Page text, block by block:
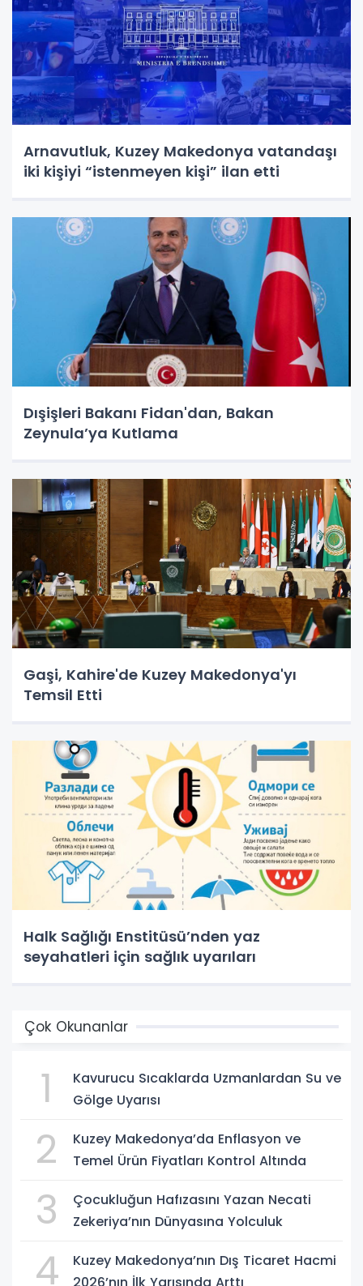
Arnavutluk, Kuzey Makedonya vatandaşı
iki kişiyi “istenmeyen kişi” ilan etti
Dışişleri Bakanı Fidan'dan, Bakan
Zeynula’ya Kutlama
Gaşi, Kahire'de Kuzey Makedonya'yı
Temsil Etti
Halk Sağlığı Enstitüsü’nden yaz
seyahatleri için sağlık uyarıları
Çok Okunanlar
1
Kavurucu Sıcaklarda Uzmanlardan Su ve
Gölge Uyarısı
2
Kuzey Makedonya’da Enflasyon ve
Temel Ürün Fiyatları Kontrol Altında
3
Çocukluğun Hafızasını Yazan Necati
Zekeriya’nın Dünyasına Yolculuk
4
Kuzey Makedonya’nın Dış Ticaret Hacmi
2026’nın İlk Yarısında Arttı